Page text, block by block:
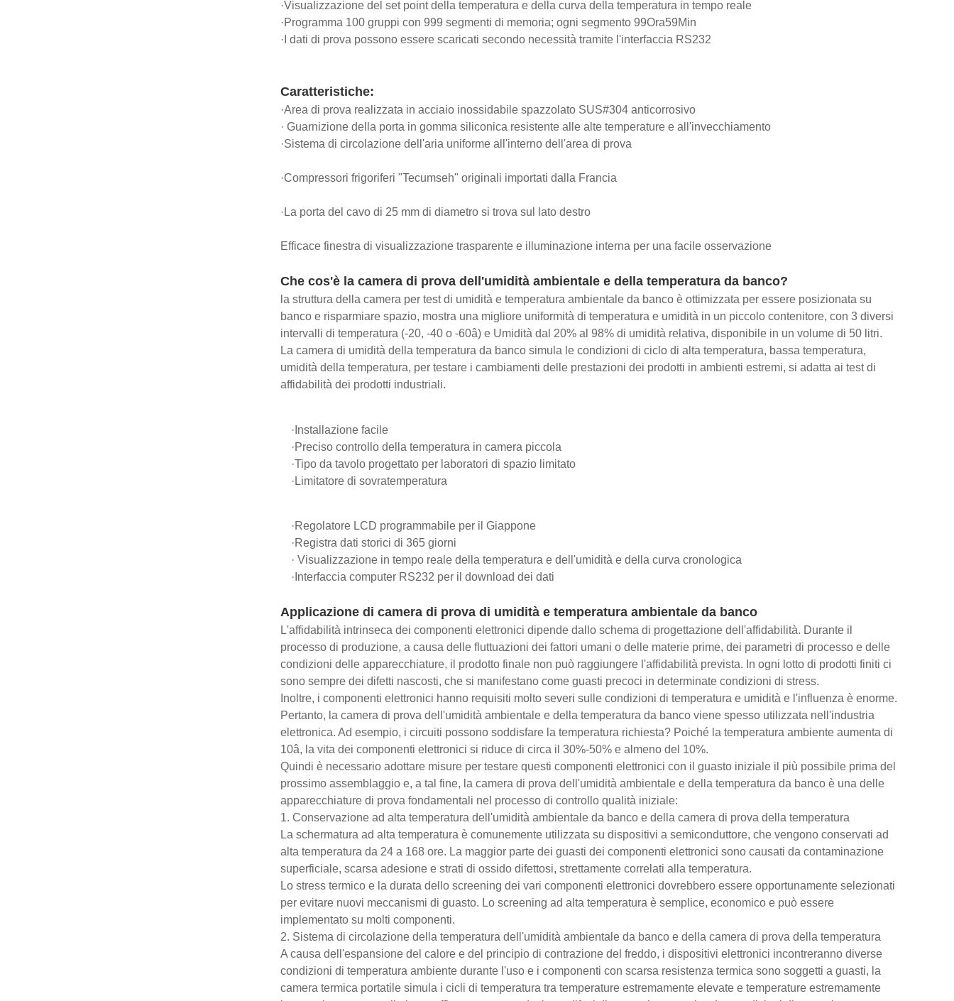
·Visualizzazione del set point della temperatura e della curva della temperatura in tempo reale
·Programma 100 gruppi con 999 segmenti di memoria; ogni segmento 99Ora59Min
·I dati di prova possono essere scaricati secondo necessità tramite l'interfaccia RS232
Caratteristiche:
·Area di prova realizzata in acciaio inossidabile spazzolato SUS#304 anticorrosivo
· Guarnizione della porta in gomma siliconica resistente alle alte temperature e all'invecchiamento
·Sistema di circolazione dell'aria uniforme all'interno dell'area di prova
·Compressori frigoriferi "Tecumseh" originali importati dalla Francia
·La porta del cavo di 25 mm di diametro si trova sul lato destro
Efficace finestra di visualizzazione trasparente e illuminazione interna per una facile osservazione
Che cos'è la camera di prova dell'umidità ambientale e della temperatura da banco?
la struttura della camera per test di umidità e temperatura ambientale da banco è ottimizzata per essere posizionata su
banco e risparmiare spazio, mostra una migliore uniformità di temperatura e umidità in un piccolo contenitore, con 3 diversi
intervalli di temperatura (-20, -40 o -60â) e Umidità dal 20% al 98% di umidità relativa, disponibile in un volume di 50 litri.
La camera di umidità della temperatura da banco simula le condizioni di ciclo di alta temperatura, bassa temperatura,
umidità della temperatura, per testare i cambiamenti delle prestazioni dei prodotti in ambienti estremi, si adatta ai test di
affidabilità dei prodotti industriali.
·Installazione facile
·Preciso controllo della temperatura in camera piccola
·Tipo da tavolo progettato per laboratori di spazio limitato
·Limitatore di sovratemperatura
·Regolatore LCD programmabile per il Giappone
·Registra dati storici di 365 giorni
· Visualizzazione in tempo reale della temperatura e dell'umidità e della curva cronologica
·Interfaccia computer RS232 per il download dei dati
Applicazione di camera di prova di umidità e temperatura ambientale da banco
L'affidabilità intrinseca dei componenti elettronici dipende dallo schema di progettazione dell'affidabilità. Durante il
processo di produzione, a causa delle fluttuazioni dei fattori umani o delle materie prime, dei parametri di processo e delle
condizioni delle apparecchiature, il prodotto finale non può raggiungere l'affidabilità prevista. In ogni lotto di prodotti finiti ci
sono sempre dei difetti nascosti, che si manifestano come guasti precoci in determinate condizioni di stress.
Inoltre, i componenti elettronici hanno requisiti molto severi sulle condizioni di temperatura e umidità e l'influenza è enorme.
Pertanto, la camera di prova dell'umidità ambientale e della temperatura da banco viene spesso utilizzata nell'industria
elettronica. Ad esempio, i circuiti possono soddisfare la temperatura richiesta? Poiché la temperatura ambiente aumenta di
10â, la vita dei componenti elettronici si riduce di circa il 30%-50% e almeno del 10%.
Quindi è necessario adottare misure per testare questi componenti elettronici con il guasto iniziale il più possibile prima del
prossimo assemblaggio e, a tal fine, la camera di prova dell'umidità ambientale e della temperatura da banco è una delle
apparecchiature di prova fondamentali nel processo di controllo qualità iniziale:
1. Conservazione ad alta temperatura dell'umidità ambientale da banco e della camera di prova della temperatura
La schermatura ad alta temperatura è comunemente utilizzata su dispositivi a semiconduttore, che vengono conservati ad
alta temperatura da 24 a 168 ore. La maggior parte dei guasti dei componenti elettronici sono causati da contaminazione
superficiale, scarsa adesione e strati di ossido difettosi, strettamente correlati alla temperatura.
Lo stress termico e la durata dello screening dei vari componenti elettronici dovrebbero essere opportunamente selezionati
per evitare nuovi meccanismi di guasto. Lo screening ad alta temperatura è semplice, economico e può essere
implementato su molti componenti.
2. Sistema di circolazione della temperatura dell'umidità ambientale da banco e della camera di prova della temperatura
A causa dell'espansione del calore e del principio di contrazione del freddo, i dispositivi elettronici incontreranno diverse
condizioni di temperatura ambiente durante l'uso e i componenti con scarsa resistenza termica sono soggetti a guasti, la
camera termica portatile simula i cicli di temperatura tra temperature estremamente elevate e temperature estremamente